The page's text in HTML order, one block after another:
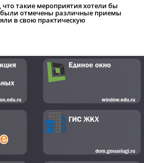
такие мероприятия хотели бы
были отмечены различные приемы
в свою практическую